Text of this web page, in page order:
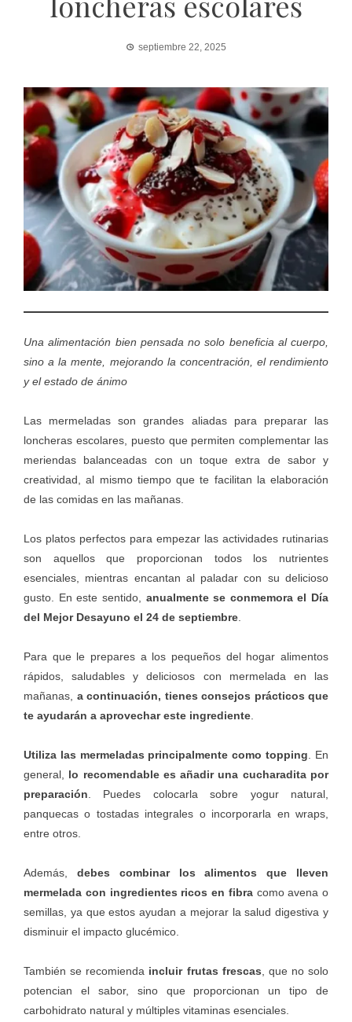
septiembre 22, 2025
Una alimentación bien pensada no solo beneficia al cuerpo,
sino a la mente, mejorando la concentración, el rendimiento
y el estado de ánimo
Las mermeladas son grandes aliadas para preparar las
loncheras escolares, puesto que permiten complementar las
meriendas balanceadas con un toque extra de sabor y
creatividad, al mismo tiempo que te facilitan la elaboración
de las comidas en las mañanas.
Los platos perfectos para empezar las actividades rutinarias
son aquellos que proporcionan todos los nutrientes
esenciales, mientras encantan al paladar con su delicioso
gusto. En este sentido, anualmente se conmemora el Día
del Mejor Desayuno el 24 de septiembre
Para que le prepares a los pequeños del hogar alimentos
rápidos, saludables y deliciosos con mermelada en las
mañanas, a continuación, tienes consejos prácticos que
te ayudarán a aprovechar este ingrediente
Utiliza las mermeladas principalmente como topping . En
general, lo recomendable es añadir una cucharadita por
preparación . Puedes colocarla sobre yogur natural,
panquecas o tostadas integrales o incorporarla en wraps,
entre otros.
Además, debes combinar los alimentos que lleven
mermelada con ingredientes ricos en fibracomo avena o
semillas, ya que estos ayudan a mejorar la salud digestiva y
disminuir el impacto glucémico.
También se recomienda incluir frutas frescas , que no solo
potencian el sabor, sino que proporcionan un tipo de
carbohidrato natural y múltiples vitaminas esenciales.